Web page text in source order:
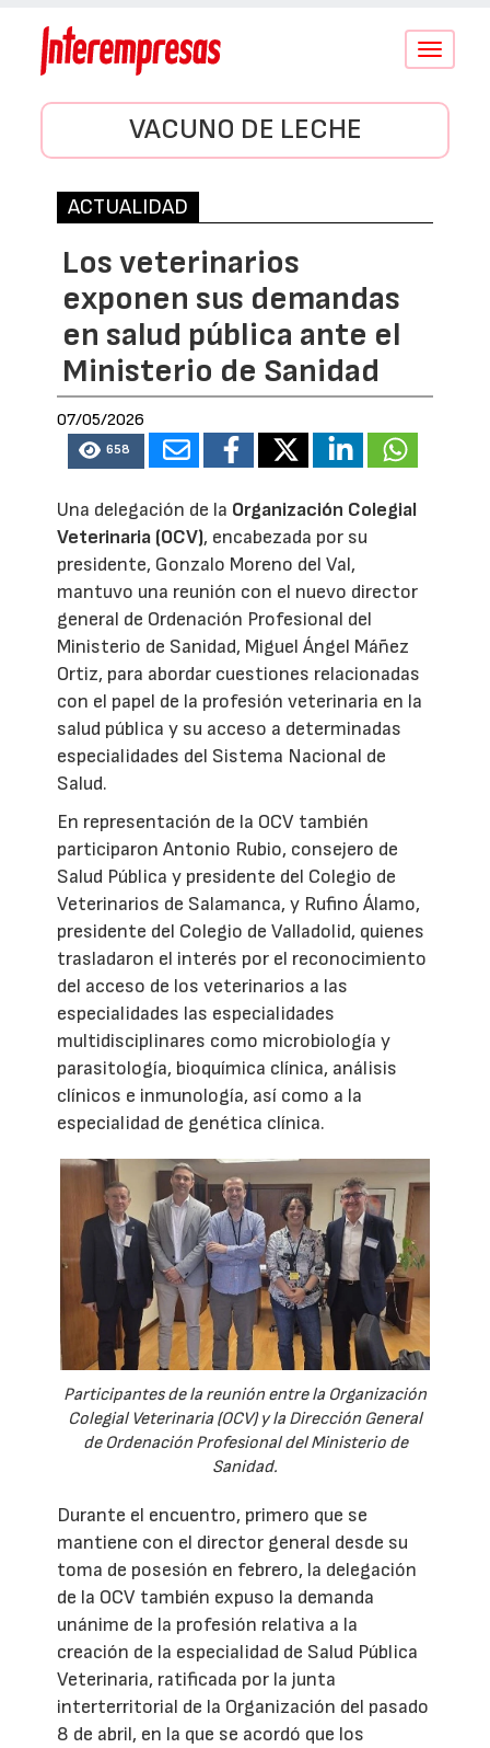
Conmutar
VACUNO DE LECHE
ACTUALIDAD
Los veterinarios
exponen sus demandas
en salud pública ante el
Ministerio de Sanidad
07/05/2026
658
Una delegación de la Organización Colegial
Veterinaria (OCV), encabezada por su
presidente, Gonzalo Moreno del Val,
mantuvo una reunión con el nuevo director
general de Ordenación Profesional del
Ministerio de Sanidad, Miguel Ángel Máñez
Ortiz, para abordar cuestiones relacionadas
con el papel de la profesión veterinaria en la
salud pública y su acceso a determinadas
especialidades del Sistema Nacional de
Salud.
En representación de la OCV también
participaron Antonio Rubio, consejero de
Salud Pública y presidente del Colegio de
Veterinarios de Salamanca, y Rufino Álamo,
presidente del Colegio de Valladolid, quienes
trasladaron el interés por el reconocimiento
del acceso de los veterinarios a las
especialidades las especialidades
multidisciplinares como microbiología y
parasitología, bioquímica clínica, análisis
clínicos e inmunología, así como a la
especialidad de genética clínica.
Participantes de la reunión entre la Organización
Colegial Veterinaria (OCV) y la Dirección General
de Ordenación Profesional del Ministerio de
Sanidad.
Durante el encuentro, primero que se
mantiene con el director general desde su
toma de posesión en febrero, la delegación
de la OCV también expuso la demanda
unánime de la profesión relativa a la
creación de la especialidad de Salud Pública
Veterinaria, ratificada por la junta
interterritorial de la Organización del pasado
8 de abril, en la que se acordó que los